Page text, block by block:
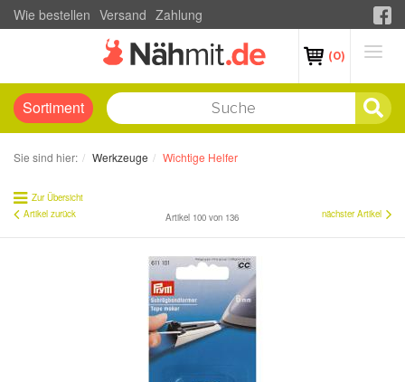
Wie bestellen Versand Zahlung
(0)
Sortiment
Sie sind hier: Werkzeuge Wichtige Helfer
Zur Übersicht
Artikel zurück
Artikel 100 von 136 nächster Artikel